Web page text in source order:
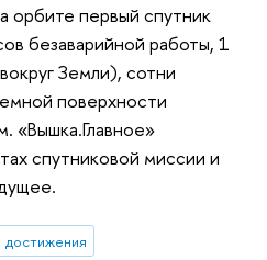
орбите первый спутник
безаварийной работы, 1
Земли), сотни
поверхности
«Вышка.Главное»
спутниковой миссии и
достижения